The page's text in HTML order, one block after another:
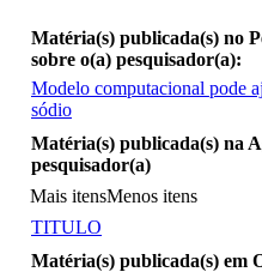
Matéria(s) publicada(s) no
sobre o(a) pesquisador(a):
Modelo computacional pode
sódio
Mais itens
Matéria(s) publicada(s) na
pesquisador(a)
Mais itensMenos itens
TITULO
Matéria(s) publicada(s) em